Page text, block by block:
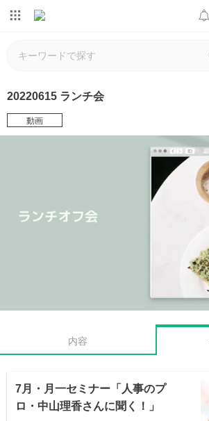
20220615 ランチ会
動画
内容
7月・月一セミナー「人事のプ
ロ・中山理香さんに聞く！」